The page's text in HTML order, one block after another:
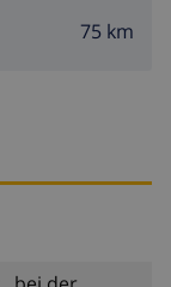
75 km